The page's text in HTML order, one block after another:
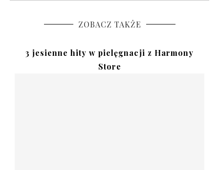
ZOBACZ TAKŻE
3 jesienne hity w pielęgnacji z Harmony
Store